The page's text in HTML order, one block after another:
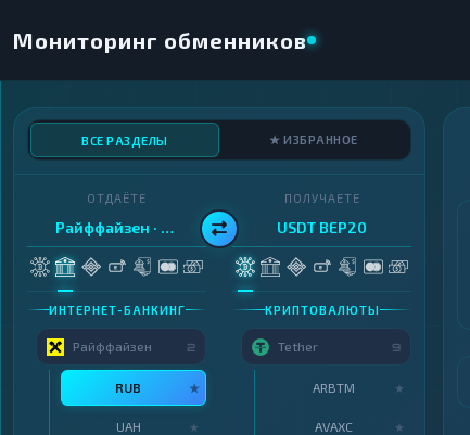
Мониторинг обменников
ВСЕ РАЗДЕЛЫ ★ ИЗБРАННОЕ
ОТДАЁТЕ
Райффайзен · RUB
ИНТЕРНЕТ-БАНКИНГ
Райффайзен 2
RUB ★
UAH ★
ПОЛУЧАЕТЕ
USDT BEP20
КРИПТОВАЛЮТЫ
Tether 9
ARBTM ★
AVAXC ★